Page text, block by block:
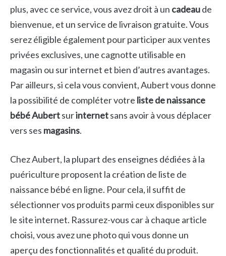
plus, avec ce service, vous avez droit à un cadeaude
bienvenue, et un service de livraison gratuite. Vous
serez éligible également pour participer aux ventes
privées exclusives, une cagnotte utilisable en
magasin ou sur internet et bien d’autres avantages.
Par ailleurs, si cela vous convient, Aubert vous donne
la possibilité de compléter votre liste de naissance
bébé Aubertsurinternetsans avoir à vous déplacer
vers ses magasins.
Chez Aubert, la plupart des enseignes dédiées à la
puériculture proposent la création de liste de
naissance bébé en ligne. Pour cela, il suffit de
sélectionner vos produits parmi ceux disponibles sur
le site internet. Rassurez-vous car à chaque article
choisi, vous avez une photo qui vous donne un
aperçu des fonctionnalités et qualité du produit.